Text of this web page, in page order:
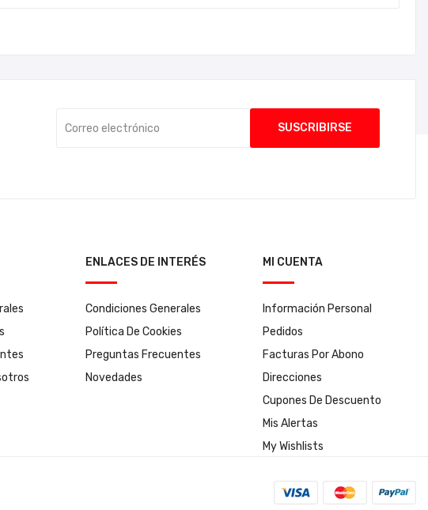
ENLACES DE INTERÉS
Condiciones Generales
Política De Cookies
Preguntas Frecuentes
Novedades
MI CUENTA
Información Personal
Pedidos
Facturas Por Abono
Direcciones
Cupones De Descuento
Mis Alertas
My Wishlists